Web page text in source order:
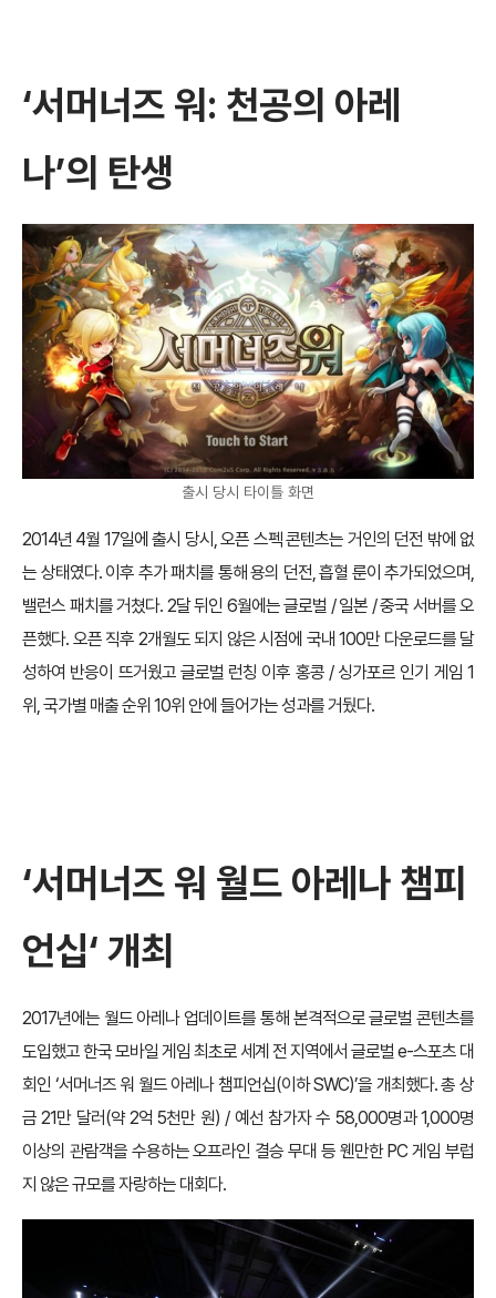
‘서머너즈 워: 천공의 아레
나’의 탄생
출시 당시 타이틀 화면
2014년 4월 17일에 출시 당시, 오픈 스펙 콘텐츠는 거인의 던전 밖에 없
는 상태였다. 이후 추가 패치를 통해 용의 던전, 흡혈 룬이 추가되었으며,
밸런스 패치를 거쳤다. 2달 뒤인 6월에는 글로벌 / 일본 / 중국 서버를 오
픈했다. 오픈 직후 2개월도 되지 않은 시점에 국내 100만 다운로드를 달
성하여 반응이 뜨거웠고 글로벌 런칭 이후 홍콩 / 싱가포르 인기 게임 1
위, 국가별 매출 순위 10위 안에 들어가는 성과를 거뒀다.
‘서머너즈 워 월드 아레나 챔피
언십‘ 개최
2017년에는 월드 아레나 업데이트를 통해 본격적으로 글로벌 콘텐츠를
도입했고 한국 모바일 게임 최초로 세계 전 지역에서 글로벌 e-스포츠 대
회인 ‘서머너즈 워 월드 아레나 챔피언십(이하 SWC)’을 개최했다. 총 상
금 21만 달러(약 2억 5천만 원) / 예선 참가자 수 58,000명과 1,000명
이상의 관람객을 수용하는 오프라인 결승 무대 등 웬만한 PC 게임 부럽
지 않은 규모를 자랑하는 대회다.